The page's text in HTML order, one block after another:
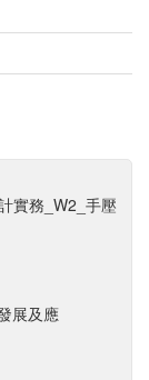
實務_W2_手壓
展及應